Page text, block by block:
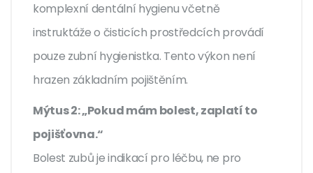
komplexní dentální hygienu včetně
instruktáže o čisticích prostředcích provádí
pouze zubní hygienistka. Tento výkon není
hrazen základním pojištěním.
Mýtus 2: „Pokud mám bolest, zaplatí to
pojišťovna.“
Bolest zubů je indikací pro léčbu, ne pro